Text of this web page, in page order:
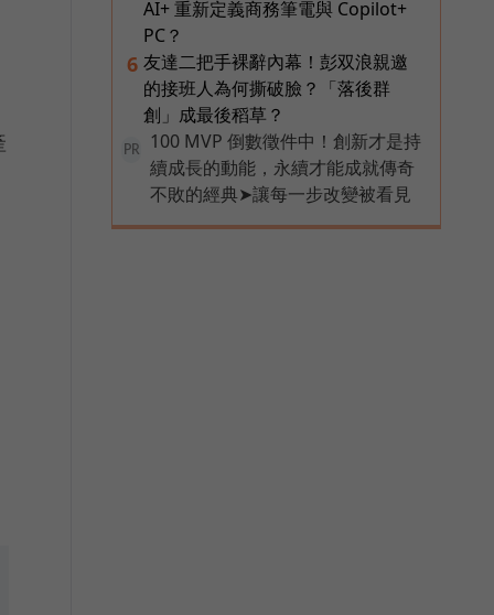
AI+ 重新定義商務筆電與 Copilot+
PC？
6 友達二把手裸辭內幕！彭双浪親邀
的接班人為何撕破臉？「落後群
創」成最後稻草？
PR
100 MVP 倒數徵件中！創新才是持
續成長的動能，永續才能成就傳奇
不敗的經典➤讓每一步改變被看見